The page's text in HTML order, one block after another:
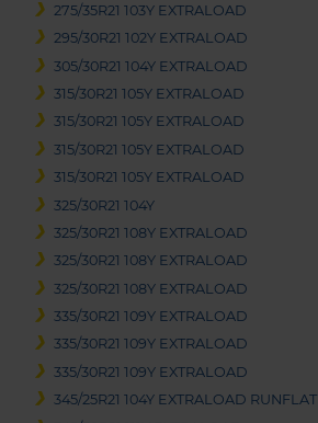
275/35R21 103Y EXTRALOAD
295/30R21 102Y EXTRALOAD
305/30R21 104Y EXTRALOAD
315/30R21 105Y EXTRALOAD
315/30R21 105Y EXTRALOAD
315/30R21 105Y EXTRALOAD
315/30R21 105Y EXTRALOAD
325/30R21 104Y
325/30R21 108Y EXTRALOAD
325/30R21 108Y EXTRALOAD
325/30R21 108Y EXTRALOAD
335/30R21 109Y EXTRALOAD
335/30R21 109Y EXTRALOAD
335/30R21 109Y EXTRALOAD
345/25R21 104Y EXTRALOAD RUNFLAT